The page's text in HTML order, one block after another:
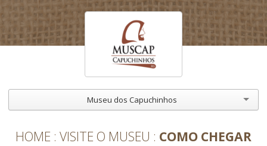
Museu dos Capuchinhos
HOME VISITE O MUSEU COMO CHEGAR